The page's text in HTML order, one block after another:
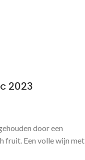
2023
door een
fruit. Een volle wijn met